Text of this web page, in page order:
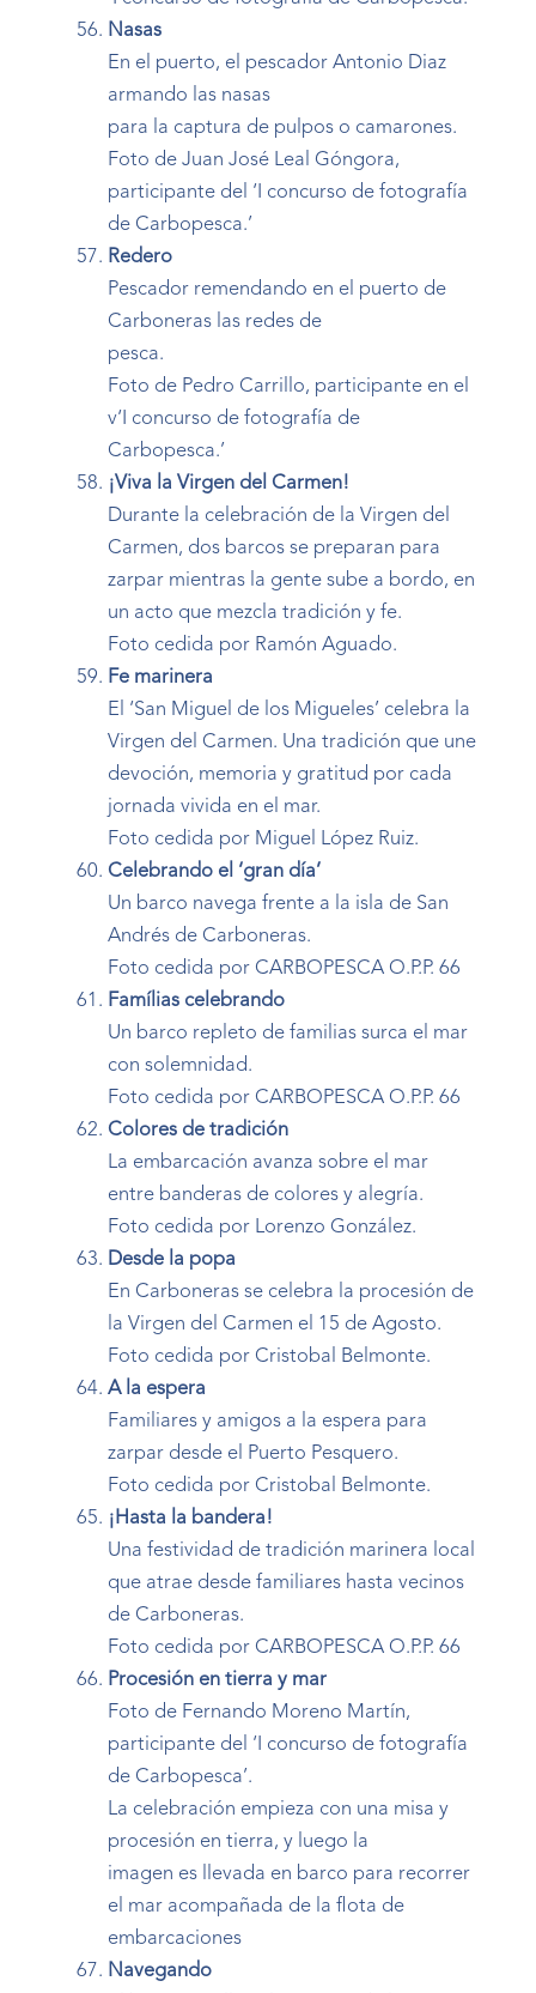
Nasas
En el puerto, el pescador Antonio Diaz
armando las nasas
para la captura de pulpos o camarones.
Foto de Juan José Leal Góngora,
participante del ‘I concurso de fotografía
de Carbopesca.’
Redero
Pescador remendando en el puerto de
Carboneras las redes de
pesca.
Foto de Pedro Carrillo, participante en el
v‘I concurso de fotografía de
Carbopesca.’
¡Viva la Virgen del Carmen!
Durante la celebración de la Virgen del
Carmen, dos barcos se preparan para
zarpar mientras la gente sube a bordo, en
un acto que mezcla tradición y fe.
Foto cedida por Ramón Aguado.
Fe marinera
El ‘San Miguel de los Migueles’ celebra la
Virgen del Carmen. Una tradición que une
devoción, memoria y gratitud por cada
jornada vivida en el mar.
Foto cedida por Miguel López Ruiz.
Celebrando el ‘gran día’
Un barco navega frente a la isla de San
Andrés de Carboneras.
Foto cedida por CARBOPESCA O.P.P. 66
Famílias celebrando
Un barco repleto de familias surca el mar
con solemnidad.
Foto cedida por CARBOPESCA O.P.P. 66
Colores de tradición
La embarcación avanza sobre el mar
entre banderas de colores y alegría.
Foto cedida por Lorenzo González.
Desde la popa
En Carboneras se celebra la procesión de
la Virgen del Carmen el 15 de Agosto.
Foto cedida por Cristobal Belmonte.
A la espera
Familiares y amigos a la espera para
zarpar desde el Puerto Pesquero.
Foto cedida por Cristobal Belmonte.
¡Hasta la bandera!
Una festividad de tradición marinera local
que atrae desde familiares hasta vecinos
de Carboneras.
Foto cedida por CARBOPESCA O.P.P. 66
Procesión en tierra y mar
Foto de Fernando Moreno Martín,
participante del ‘I concurso de fotografía
de Carbopesca’.
La celebración empieza con una misa y
procesión en tierra, y luego la
imagen es llevada en barco para recorrer
el mar acompañada de la flota de
embarcaciones
Navegando